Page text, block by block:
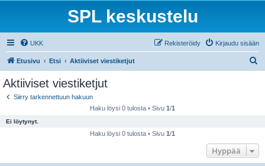
SPL keskustelu
UKK Kirjaudu sisään
Rekisteröidy
Etusivu Etsi Aktiiviset viestiketjut
Aktiiviset viestiketjut
Siirry tarkennettuun hakuun
Haku löysi 0 tulosta • Sivu 1/1
Ei löytynyt.
Haku löysi 0 tulosta • Sivu 1/1
Hyppää